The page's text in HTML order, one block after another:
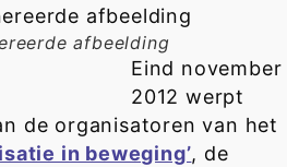
afbeelding
Eind november
2012 werpt
de organisatoren van het
in beweging’, de